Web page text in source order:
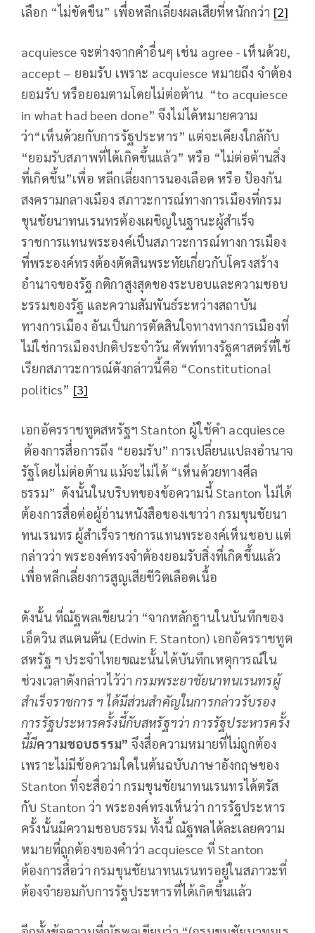
เลือก “ไม่ขัดขืน” เพื่อหลีกเลี่ยงผลเสียที่หนักกว่า [2]
acquiesce จะต่างจากคำอื่นๆ เช่น agree - เห็นด้วย,
accept – ยอมรับ เพราะ acquiesce หมายถึง จำต้อง
ยอมรับ หรือยอมตามโดยไม่ต่อต้าน “to acquiesce
in what had been done” จึงไม่ได้หมายความ
ว่า“เห็นด้วยกับการรัฐประหาร” แต่จะเคียงใกล้กับ
“ยอมรับสภาพที่ได้เกิดขึ้นแล้ว” หรือ “ไม่ต่อต้านสิ่ง
ที่เกิดขึ้น”เพื่อ หลีกเลี่ยงการนองเลือด หรือ ป้องกัน
สงครามกลางเมือง สภาวะการณ์ทางการเมืองที่กรม
ขุนชัยนาทนเรนทรต้องเผชิญในฐานะผู้สำเร็จ
ราชการแทนพระองค์เป็นสภาวะการณ์ทางการเมือง
ที่พระองค์ทรงต้องตัดสินพระทัยเกี่ยวกับโครงสร้าง
อำนาจของรัฐ กติกาสูงสุดของระบอบและความชอบ
ะรรมของรัฐ และความสัมพันธ์ระหว่างสถาบัน
ทางการเมือง อันเป็นการตัดสินใจทางทางการเมืองที่
ไม่ใช่การเมืองปกติประจำวัน ศัพท์ทางรัฐศาสตร์ที่ใช้
เรียกสภาวะการณ์ดังกล่าวนี้คือ “Constitutional
politics” [3]
เอกอัครราชทูตสหรัฐฯ Stanton ผู้ใช้คำ acquiesce
ต้องการสื่อการถึง “ยอมรับ” การเปลี่ยนแปลงอำนาจ
รัฐโดยไม่ต่อต้าน แม้จะไม่ได้ “เห็นด้วยทางศีล
ธรรม” ดังนั้นในบริบทของข้อความนี้ Stanton ไม่ได้
ต้องการสื่อต่อผู้อ่านหนังสือของเขาว่า กรมขุนชัยนา
ทนเรนทร ผู้สำเร็จราชการแทนพระองค์เห็นชอบ แต่
กล่าวว่า พระองค์ทรงจำต้องยอมรับสิ่งที่เกิดขึ้นแล้ว
เพื่อหลีกเลี่ยงการสูญเสียชีวิตเลือดเนื้อ
ดังนั้น ที่ณัฐพลเขียนว่า “จากหลักฐานในบันทึกของ
เอ็ดวิน สแตนตัน (Edwin F. Stanton) เอกอัครราชทูต
สหรัฐ ฯ ประจำไทยขณะนั้นได้บันทึกเหตุการณ์ใน
ช่วงเวลาดังกล่าวไว้ว่ากรมพระยาชัยนาทนเรนทรผู้
สำเร็จราชการ ฯ ได้มีส่วนสำคัญในการกล่าวรับรอง
การรัฐประหารครั้งนี้กับสหรัฐฯว่า การรัฐประหารครั้ง
นี้มีความชอบธรรม” จึงสื่อความหมายที่ไม่ถูกต้อง
เพราะไม่มีข้อความใดในต้นฉบับภาษาอังกฤษของ
Stanton ที่จะสื่อว่า กรมขุนชัยนาทนเรนทรได้ตรัส
กับ Stanton ว่า พระองค์ทรงเห็นว่า การรัฐประหาร
ครั้งนั้นมีความชอบธรรม ทั้งนี้ ณัฐพลได้ละเลยความ
หมายที่ถูกต้องของคำว่า acquiesce ที่ Stanton
ต้องการสื่อว่า กรมขุนชัยนาทนเรนทรอยู่ในสภาวะที่
ต้องจำยอมกับการรัฐประหารที่ได้เกิดขึ้นแล้ว